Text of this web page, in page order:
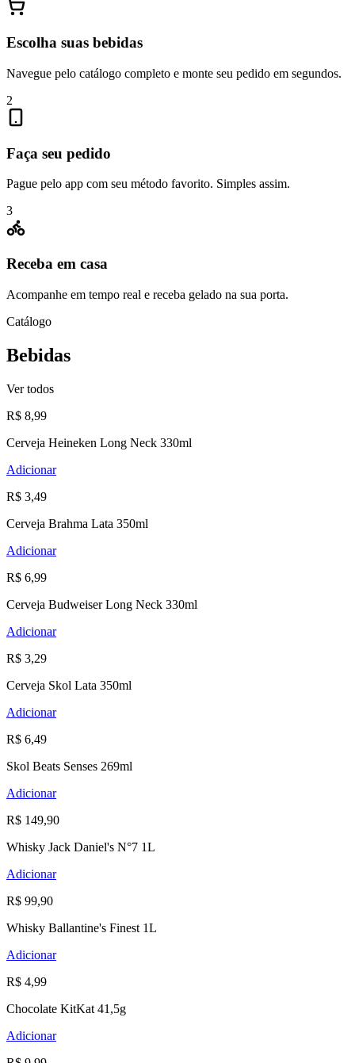
Escolha suas bebidas
Navegue pelo catálogo completo e monte seu pedido em segundos.
2
Faça seu pedido
Pague pelo app com seu método favorito. Simples assim.
3
Receba em casa
Acompanhe em tempo real e receba gelado na sua porta.
Catálogo
Bebidas
Ver todos
R$ 8,99
Cerveja Heineken Long Neck 330ml
Adicionar
R$ 3,49
Cerveja Brahma Lata 350ml
Adicionar
R$ 6,99
Cerveja Budweiser Long Neck 330ml
Adicionar
R$ 3,29
Cerveja Skol Lata 350ml
Adicionar
R$ 6,49
Skol Beats Senses 269ml
Adicionar
R$ 149,90
Whisky Jack Daniel's N°7 1L
Adicionar
R$ 99,90
Whisky Ballantine's Finest 1L
Adicionar
R$ 4,99
Chocolate KitKat 41,5g
Adicionar